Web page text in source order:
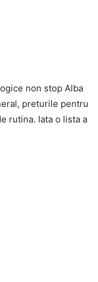
non stop Alba
preturile pentru
rutina. Iata o lista a